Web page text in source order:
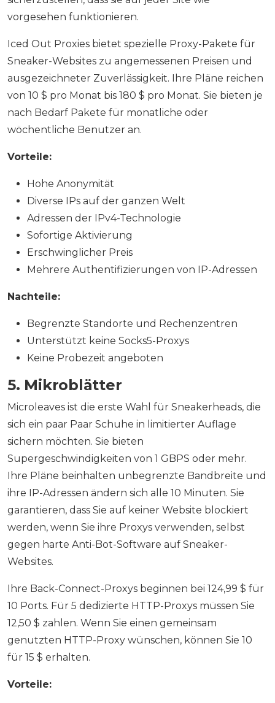
vorgesehen funktionieren.
Iced Out Proxies bietet spezielle Proxy-Pakete für
Sneaker-Websites zu angemessenen Preisen und
ausgezeichneter Zuverlässigkeit. Ihre Pläne reichen
von 10 $ pro Monat bis 180 $ pro Monat. Sie bieten je
nach Bedarf Pakete für monatliche oder
wöchentliche Benutzer an.
Vorteile:
Hohe Anonymität
Diverse IPs auf der ganzen Welt
Adressen der IPv4-Technologie
Sofortige Aktivierung
Erschwinglicher Preis
Mehrere Authentifizierungen von IP-Adressen
Nachteile:
Begrenzte Standorte und Rechenzentren
Unterstützt keine Socks5-Proxys
Keine Probezeit angeboten
5. Mikroblätter
Microleaves ist die erste Wahl für Sneakerheads, die
sich ein paar Paar Schuhe in limitierter Auflage
sichern möchten. Sie bieten
Supergeschwindigkeiten von 1 GBPS oder mehr.
Ihre Pläne beinhalten unbegrenzte Bandbreite und
ihre IP-Adressen ändern sich alle 10 Minuten. Sie
garantieren, dass Sie auf keiner Website blockiert
werden, wenn Sie ihre Proxys verwenden, selbst
gegen harte Anti-Bot-Software auf Sneaker-
Websites.
Ihre Back-Connect-Proxys beginnen bei 124,99 $ für
10 Ports. Für 5 dedizierte HTTP-Proxys müssen Sie
12,50 $ zahlen. Wenn Sie einen gemeinsam
genutzten HTTP-Proxy wünschen, können Sie 10
für 15 $ erhalten.
Vorteile: